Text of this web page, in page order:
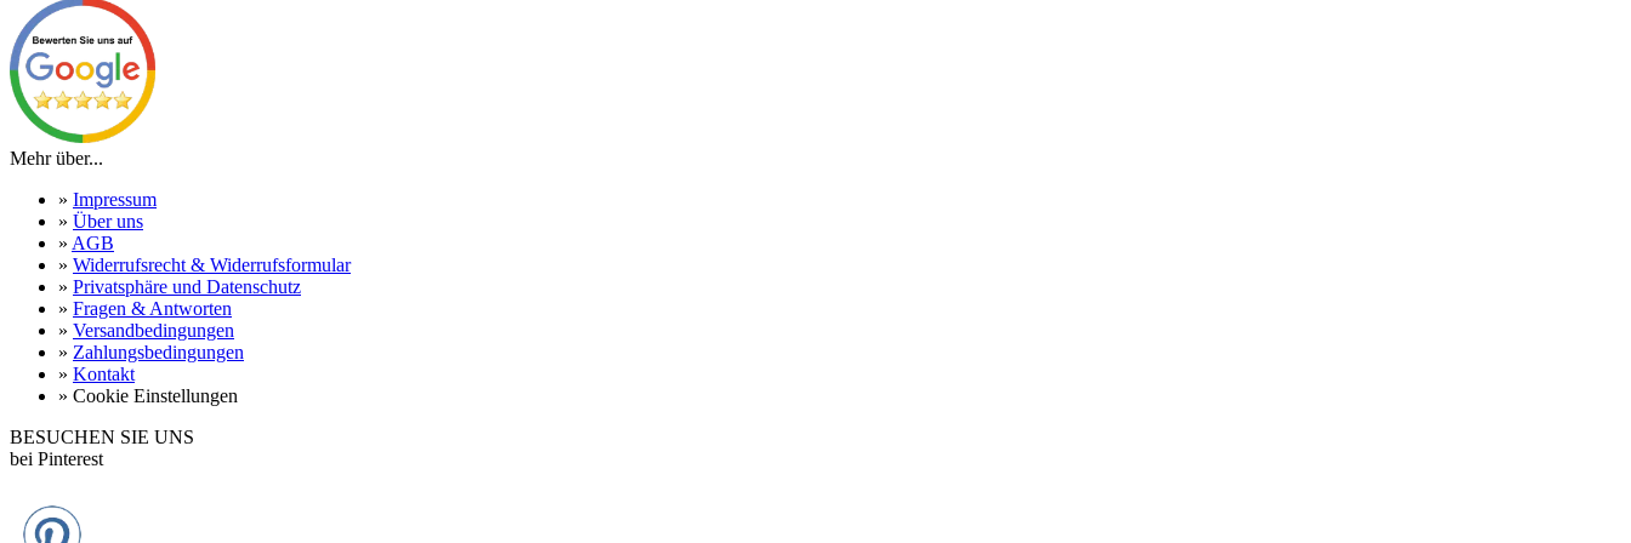
Mehr über...
» Impressum
» Über uns
» AGB
» Widerrufsrecht & Widerrufsformular
» Privatsphäre und Datenschutz
» Fragen & Antworten
» Versandbedingungen
» Zahlungsbedingungen
» Kontakt
» Cookie Einstellungen
BESUCHEN SIE UNS
bei Pinterest